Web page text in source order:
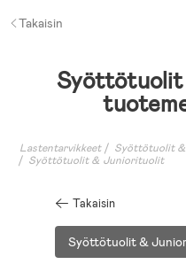
Takaisin
Lastentarvikkeet
Syöttötuolit
Syöttötuolit & Juniorituolit
Takaisin
Syöttötuolit &